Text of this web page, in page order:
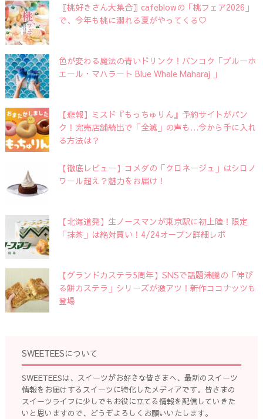
〖桃好きさん大集合〗cafeblowの「桃フェア2026」
で、今年も桃に溺れる夏がやってくる♡
色が変わる魔法の青いドリンク！バンコク「ブルーホ
エール・マハラート Blue Whale Maharaj 」
【悲報】ミスド『もっちゅりん』予約サイトがパン
ク！完売店舗続出で「全滅」の声も…今から手に入れ
る方法は？
【徹底レビュー】コメダの「クロネージュ」はシロノ
ワール超え？魅力をお届け！
【北海道発】生ノースマンが東京駅に初上陸！限定
「抹茶」は絶対買い！4/24オープン詳細レポ
【グランドカステラ5周年】SNSで話題沸騰の「伸び
る餅カステラ」シリーズが激アツ！新作ココナッツも
登場
SWEETEESについて
SWEETEESは、スイーツがお好きな皆さまへ、最新のスイーツ
情報をお届けするスイーツに特化したメディアです。皆さまの
スイーツライフに少しでもお役に立てる情報を配信していきた
いと思いますので、どうぞよろしくお願いいたします。